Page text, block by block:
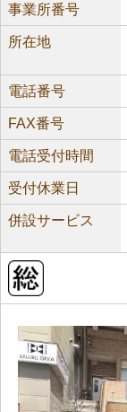
事業所番号
所在地
電話番号
FAX番号
電話受付時間
受付休業日
併設サービス